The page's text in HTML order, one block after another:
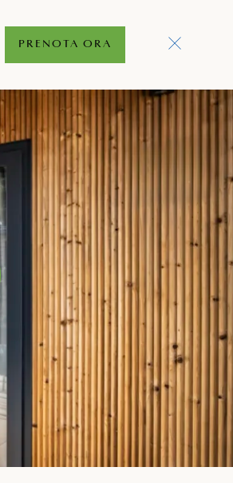
PRENOTA ORA